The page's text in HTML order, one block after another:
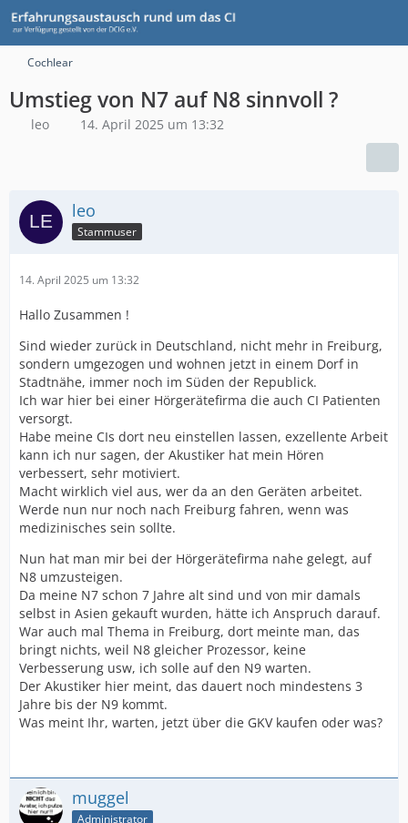
Cochlear
Umstieg von N7 auf N8 sinnvoll ?
leo 14. April 2025 um 13:32
leo
Stammuser
14. April 2025 um 13:32
Hallo Zusammen !
Sind wieder zurück in Deutschland, nicht mehr in Freiburg,
sondern umgezogen und wohnen jetzt in einem Dorf in
Stadtnähe, immer noch im Süden der Republick.
Ich war hier bei einer Hörgerätefirma die auch CI Patienten
versorgt.
Habe meine CIs dort neu einstellen lassen, exzellente Arbeit
kann ich nur sagen, der Akustiker hat mein Hören
verbessert, sehr motiviert.
Macht wirklich viel aus, wer da an den Geräten arbeitet.
Werde nun nur noch nach Freiburg fahren, wenn was
medizinisches sein sollte.
Nun hat man mir bei der Hörgerätefirma nahe gelegt, auf
N8 umzusteigen.
Da meine N7 schon 7 Jahre alt sind und von mir damals
selbst in Asien gekauft wurden, hätte ich Anspruch darauf.
War auch mal Thema in Freiburg, dort meinte man, das
bringt nichts, weil N8 gleicher Prozessor, keine
Verbesserung usw, ich solle auf den N9 warten.
Der Akustiker hier meint, das dauert noch mindestens 3
Jahre bis der N9 kommt.
Was meint Ihr, warten, jetzt über die GKV kaufen oder was?
muggel
Administrator